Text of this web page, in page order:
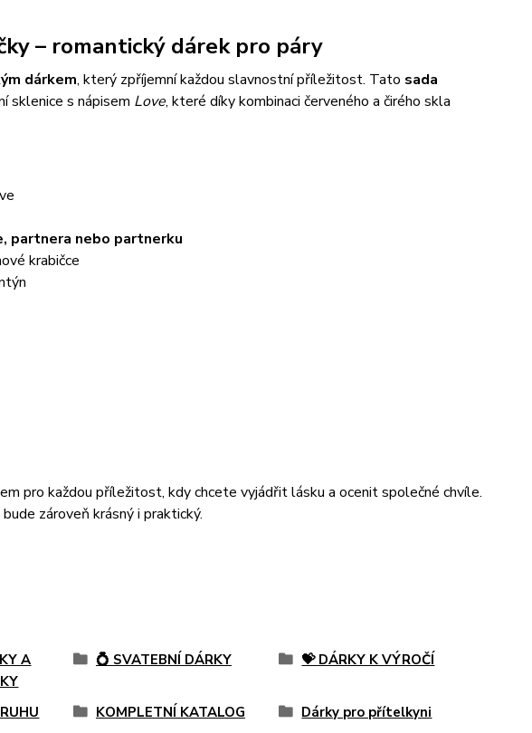
– romantický dárek pro páry
dárkem, který zpříjemní každou slavnostní příležitost. Tato sada
sklenice s nápisem Love, které díky kombinaci červeného a čirého skla
partnera nebo partnerku
krabičce
pro každou příležitost, kdy chcete vyjádřit lásku a ocenit společné chvíle.
zároveň krásný i praktický.
A
💍 SVATEBNÍ DÁRKY 💝 DÁRKY K VÝROČÍ
KOMPLETNÍ KATALOG
Dárky pro přítelkyni